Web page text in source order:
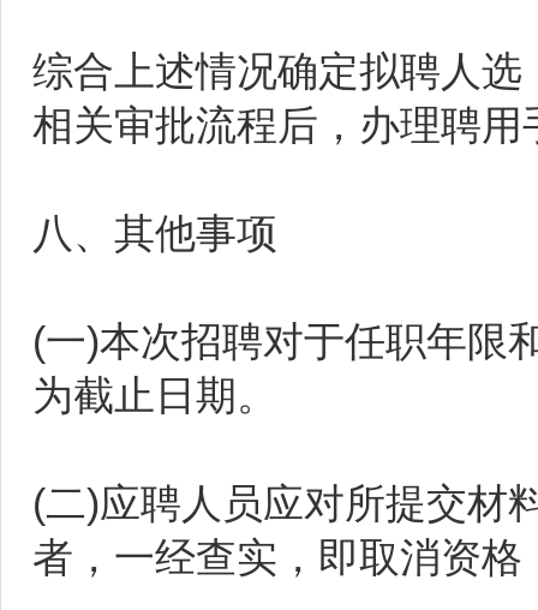
综合上述情况确定拟聘人
相关审批流程后，办理聘
八、其他事项
(一)本次招聘对于任职年限
为截止日期。
(二)应聘人员应对所提交材
者，一经查实，即取消资